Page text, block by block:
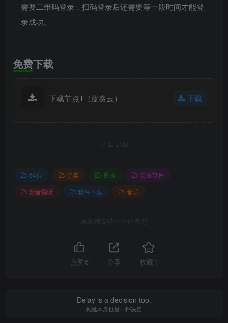
需要二维码登录，扫码登录后还需要等一段时间才能登
录成功。
免费下载
下载节点1（蓝奏云） 下载
THE END
64位 分类 原版
安卓软件
影音视听
软件下载 音乐
喜欢就支持一下作者吧
点赞 6 分享 收藏 1
Delay is a decision too.
拖延本身也是一种决定